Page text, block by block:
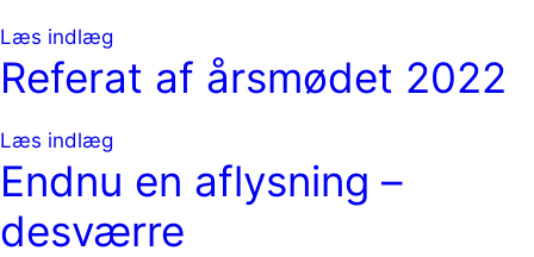
Læs indlæg
Referat af årsmødet 2022
Læs indlæg
Endnu en aflysning –
desværre